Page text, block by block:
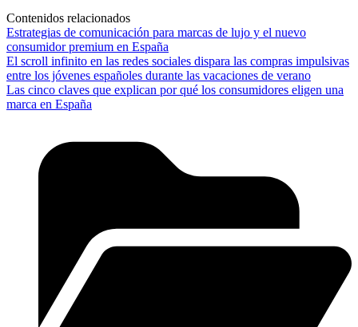
Contenidos relacionados
Estrategias de comunicación para marcas de lujo y el nuevo
consumidor premium en España
El scroll infinito en las redes sociales dispara las compras impulsivas
entre los jóvenes españoles durante las vacaciones de verano
Las cinco claves que explican por qué los consumidores eligen una
marca en España